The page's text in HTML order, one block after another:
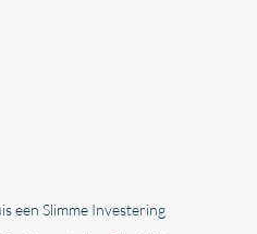
een Slimme Investering